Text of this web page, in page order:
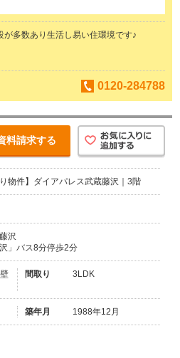
多数あり生活し易い住環境です♪
0120-284788
料請求する
物件】ダイアパレス武蔵藤沢｜3階
沢
」バス8分停歩2分
間取り 3LDK
築年月 1988年12月